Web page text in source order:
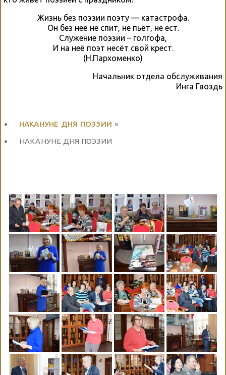
Жизнь без поэзии поэту — катастрофа.
Он без неё не спит, не пьёт, не ест.
Служение поэзии – голгофа,
И на неё поэт несёт свой крест.
(Н.Пархоменко)
Начальник отдела обслуживания
Инга Гвоздь
НАКАНУНЕ ДНЯ ПОЭЗИИ »
НАКАНУНЕ ДНЯ ПОЭЗИИ